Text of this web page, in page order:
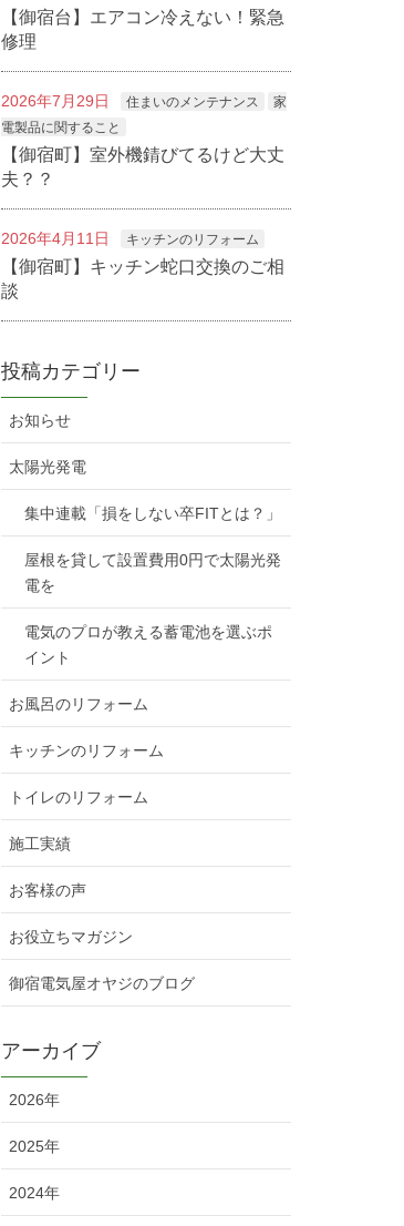
【御宿台】エアコン冷えない！緊急
修理
2026年7月29日 住まいのメンテナンス
家
電製品に関すること
【御宿町】室外機錆びてるけど大丈
夫？？
2026年4月11日 キッチンのリフォーム
【御宿町】キッチン蛇口交換のご相
談
投稿カテゴリー
お知らせ
太陽光発電
集中連載「損をしない卒FITとは？」
屋根を貸して設置費用0円で太陽光発
電を
電気のプロが教える蓄電池を選ぶポ
イント
お風呂のリフォーム
キッチンのリフォーム
トイレのリフォーム
施工実績
お客様の声
お役立ちマガジン
御宿電気屋オヤジのブログ
アーカイブ
2026年
2025年
2024年